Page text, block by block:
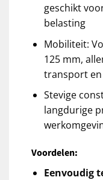
geschikt
belasting
Mobiliteit:
125 mm,
transport
Stevige
langdurige
Voordelen:
Eenvoudig